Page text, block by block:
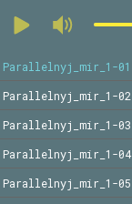
Parallelnyj_mir_1-01
Parallelnyj_mir_1-02
Parallelnyj_mir_1-03
Parallelnyj_mir_1-04
Parallelnyj_mir_1-05